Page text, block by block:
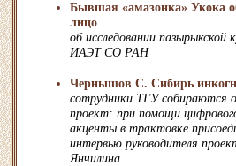
Бывшая «амазонка» Укока
лицо
об исследовании пазырыкской
ИАЭТ СО РАН
Чернышов С. Сибирь
сотрудники ТГУ собираются
проект: при помощи
акценты в трактовке
интервью руководителя
Янчилина